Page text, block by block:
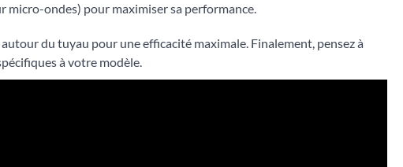
micro-ondes) pour maximiser sa performance.
du tuyau pour une efficacité maximale. Finalement, pensez à
à votre modèle.